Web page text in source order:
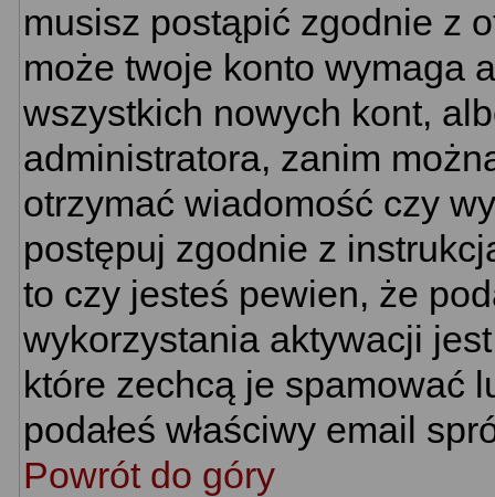
musisz postąpić zgodnie z
może twoje konto wymaga
wszystkich nowych kont,
administratora, zanim
otrzymać wiadomość czy
postępuj zgodnie z
to czy jesteś pewien, że
wykorzystania aktywacji
które zechcą je spamować
podałeś właściwy email
Powrót do góry